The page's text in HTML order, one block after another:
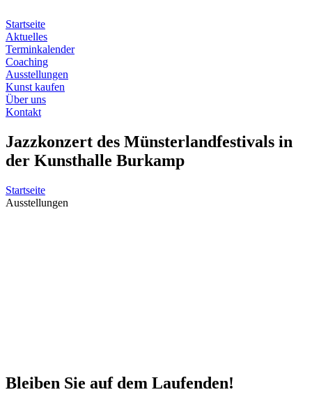
Inhalt
springen
Startseite
Aktuelles
Terminkalender
Coaching
Ausstellungen
Kunst kaufen
Über uns
Kontakt
Jazzkonzert des Münsterlandfestivals in
der Kunsthalle Burkamp
Startseite
Ausstellungen
Bleiben Sie auf dem Laufenden!